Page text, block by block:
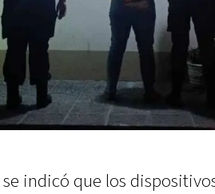
se indicó que los